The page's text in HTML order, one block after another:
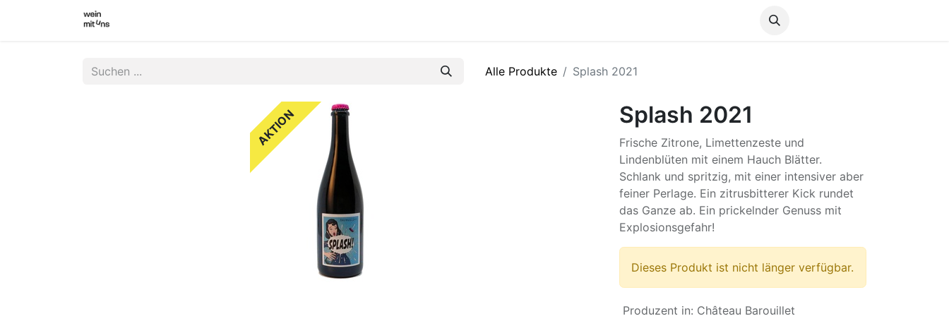
Alle Produkte Splash 2021
AKTION Splash 2021
Frische Zitrone, Limettenzeste und
Lindenblüten mit einem Hauch Blätter.
Schlank und spritzig, mit einer intensiver aber
feiner Perlage. Ein zitrusbitterer Kick rundet
das Ganze ab. Ein prickelnder Genuss mit
Explosionsgefahr!
Dieses Produkt ist nicht länger verfügbar.
Produzent in: Château Barouillet